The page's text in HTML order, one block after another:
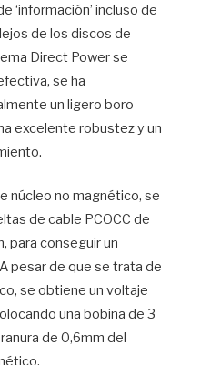
‘información’ incluso de
de los discos de
Direct Power se
se ha
un ligero boro
excelente robustez y un
núcleo no magnético, se
de cable PCOCC de
para conseguir un
pesar de que se trata de
se obtiene un voltaje
una bobina de 3
de 0,6mm del